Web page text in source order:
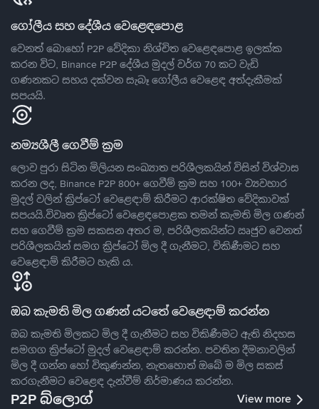
ගෝලීය සහ දේශීය වෙළෙඳපොළ
වෙනත් බොහෝ P2P වේදිකා නිශ්චිත වෙළෙඳපොළ ඉලක්ක
කරන විට, Binance P2P දේශීය මුදල් වර්ග 70 කට වැඩි
ගණනකට සහය දක්වන සැබෑ ගෝලීය වෙළෙඳ අත්දැකීමක්
සපයයි.
නම්‍යශීලී ගෙවීම් ක්‍රම
ලොව පුරා සිටින මිලියන සංඛ්‍යාත පරිශීලකයින් විසින් විශ්වාස
කරන ලද, Binance P2P 800+ ගෙවීම් ක්‍රම සහ 100+ ව්‍යවහාර
මුදල් වලින් ක්‍රිප්ටෝ වෙළෙඳාම් කිරීමට ආරක්ෂිත වේදිකාවක්
සපයයි.විවෘත ක්‍රිප්ටෝ වෙළෙඳපොළක තමන් කැමති මිල ගණන්
සහ ගෙවීම් ක්‍රම සකසන අතර ම, පරිශීලකයින්ට ඍජුව වෙනත්
පරිශීලකයින් සමග ක්‍රිප්ටෝ මිල දී ගැනීමට, විකිණීමට සහ
වෙළෙඳාම් කිරීමට හැකි ය.
ඔබ කැමති මිල ගණන් යටතේ වෙළෙඳාම් කරන්න
ඔබ කැමති මිලකට මිල දී ගැනීමට සහ විකිණීමට ඇති නිදහස
සමගග ක්‍රිප්ටෝ මුදල් වෙළෙඳාම් කරන්න. පවතින දීමනාවලින්
මිල දී ගන්න හෝ විකුණන්න, නැතහොත් ඔබේ ම මිල සකස්
කරගැනීමට වෙළෙඳ දැන්වීම් නිර්මාණය කරන්න.
P2P බ්ලොග් View more